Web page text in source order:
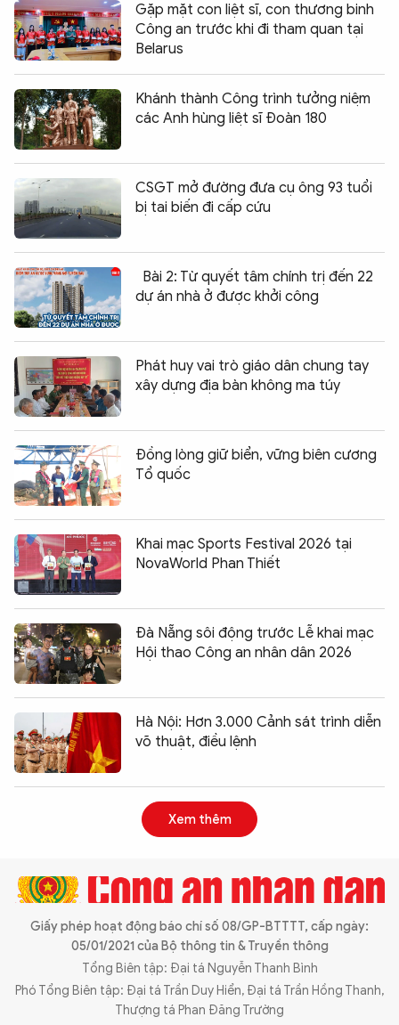
Gặp mặt con liệt sĩ, con thương binh
Công an trước khi đi tham quan tại
Belarus
Khánh thành Công trình tưởng niệm
các Anh hùng liệt sĩ Đoàn 180
CSGT mở đường đưa cụ ông 93 tuổi
bị tai biến đi cấp cứu
Bài 2: Từ quyết tâm chính trị đến 22
dự án nhà ở được khởi công
Phát huy vai trò giáo dân chung tay
xây dựng địa bàn không ma túy
Đồng lòng giữ biển, vững biên cương
Tổ quốc
Khai mạc Sports Festival 2026 tại
NovaWorld Phan Thiết
Đà Nẵng sôi động trước Lễ khai mạc
Hội thao Công an nhân dân 2026
Hà Nội: Hơn 3.000 Cảnh sát trình diễn
võ thuật, điều lệnh
Xem thêm
Giấy phép hoạt động báo chí số 08/GP-BTTTT, cấp ngày:
05/01/2021 của Bộ thông tin & Truyền thông
Tổng Biên tập: Đại tá Nguyễn Thanh Bình
Phó Tổng Biên tập: Đại tá Trần Duy Hiển, Đại tá Trần Hồng Thanh,
Thượng tá Phan Đăng Trường